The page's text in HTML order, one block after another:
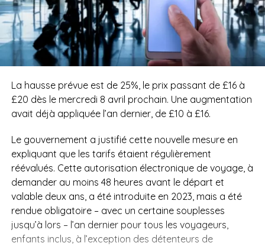
La hausse prévue est de 25%, le prix passant de £16 à
£20 dès le mercredi 8 avril prochain. Une augmentation
avait déjà appliquée l’an dernier, de £10 à £16.
Le gouvernement a justifié cette nouvelle mesure en
expliquant que les tarifs étaient régulièrement
réévalués. Cette autorisation électronique de voyage, à
demander au moins 48 heures avant le départ et
valable deux ans, a été introduite en 2023, mais a été
rendue obligatoire – avec un certaine souplesses
jusqu’à lors – l’an dernier pour tous les voyageurs,
enfants inclus, à l’exception des détenteurs de